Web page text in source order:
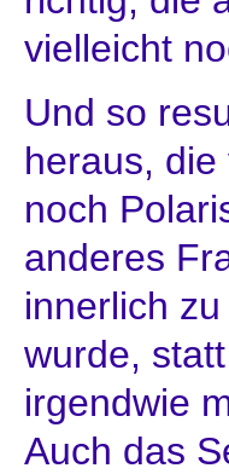
vielleicht
Und so
heraus,
noch
anderes
innerlich
wurde,
irgendwie
Auch das